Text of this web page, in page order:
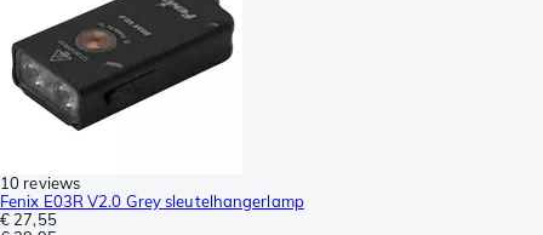
10 reviews
Fenix E03R V2.0 Grey sleutelhangerlamp
€ 27,55